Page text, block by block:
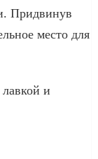
Придвинув
место для
и